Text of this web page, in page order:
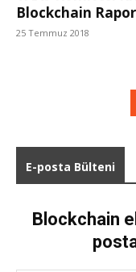
Blockchain
25 Temmuz 2018
E-posta Bülteni
Blockchain